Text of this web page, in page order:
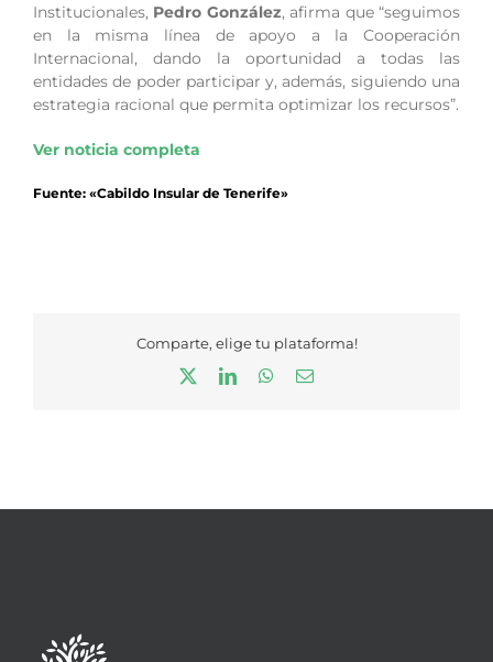
Institucionales, Pedro González, afirma que “seguimos
en la misma línea de apoyo a la Cooperación
Internacional, dando la oportunidad a todas las
entidades de poder participar y, además, siguiendo una
estrategia racional que permita optimizar los recursos”.
Ver noticia completa
Fuente: «Cabildo Insular de Tenerife»
Comparte, elige tu plataforma!
LinkedInWhatsApp
Correo